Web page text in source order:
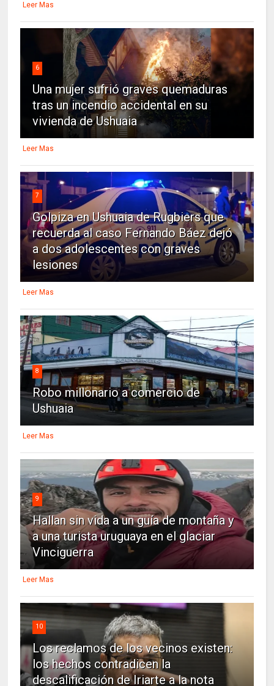
Leer Mas
6
Una mujer sufrió graves quemaduras
tras un incendio accidental en su
vivienda de Ushuaia
Leer Mas
7
Golpiza en Ushuaia de Rugbiers que
recuerda al caso Fernando Báez dejó
a dos adolescentes con graves
lesiones
Leer Mas
8
Robo millonario a comercio de
Ushuaia
Leer Mas
9
Hallan sin vida a un guía de montaña y
a una turista uruguaya en el glaciar
Vinciguerra
Leer Mas
10
Los reclamos de los vecinos existen:
los hechos contradicen la
descalificación de Iriarte a la nota